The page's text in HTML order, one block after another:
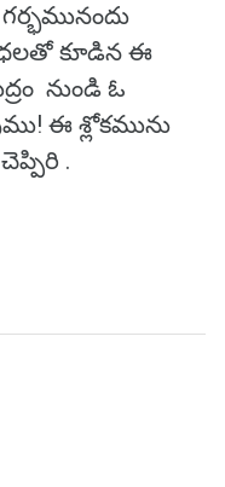
కూడిన ఈ
నుండి ఓ
ఈ శ్లోకమును
.